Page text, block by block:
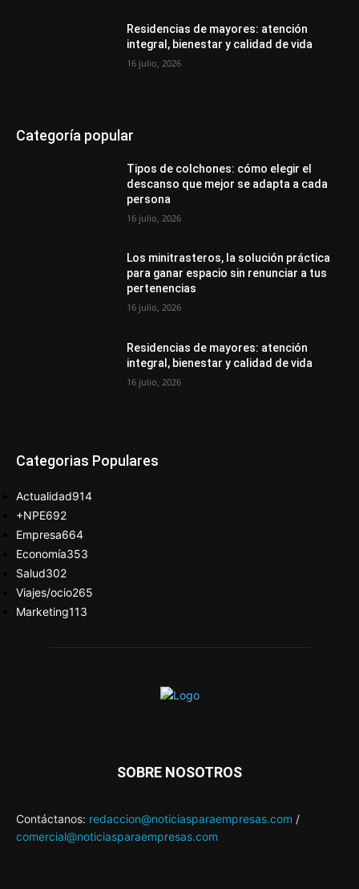
Residencias de mayores: atención
integral, bienestar y calidad de vida
16 julio, 2026
Categoría popular
Tipos de colchones: cómo elegir el
descanso que mejor se adapta a cada
persona
16 julio, 2026
Los minitrasteros, la solución práctica
para ganar espacio sin renunciar a tus
pertenencias
16 julio, 2026
Residencias de mayores: atención
integral, bienestar y calidad de vida
16 julio, 2026
Categorias Populares
Actualidad914
+NPE692
Empresa664
Economía353
Salud302
Viajes/ocio265
Marketing113
SOBRE NOSOTROS
Contáctanos: redaccion@noticiasparaempresas.com /
comercial@noticiasparaempresas.com